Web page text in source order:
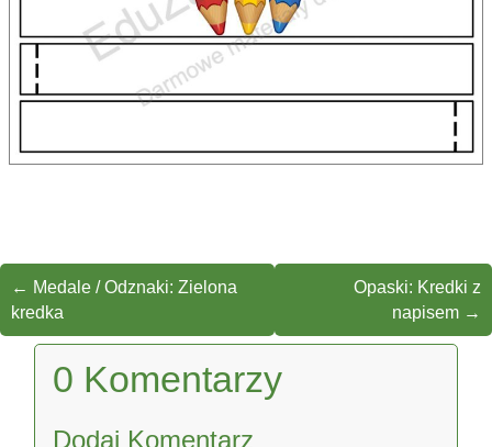
← Medale / Odznaki: Zielona
kredka
Opaski: Kredki z
napisem →
0 Komentarzy
Dodaj Komentarz